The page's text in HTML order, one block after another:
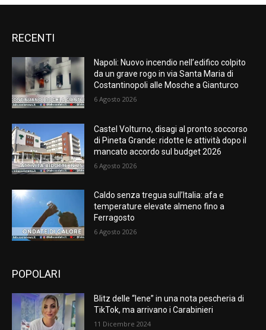
RECENTI
Napoli: Nuovo incendio nell’edifico colpito
da un grave rogo in via Santa Maria di
Costantinopoli alle Mosche a Gianturco
6 Agosto 2026
Castel Volturno, disagi al pronto soccorso
di Pineta Grande: ridotte le attività dopo il
mancato accordo sul budget 2026
6 Agosto 2026
Caldo senza tregua sull’Italia: afa e
temperature elevate almeno fino a
Ferragosto
6 Agosto 2026
POPOLARI
Blitz delle “Iene” in una nota pescheria di
TikTok, ma arrivano i Carabinieri
11 Dicembre 2024